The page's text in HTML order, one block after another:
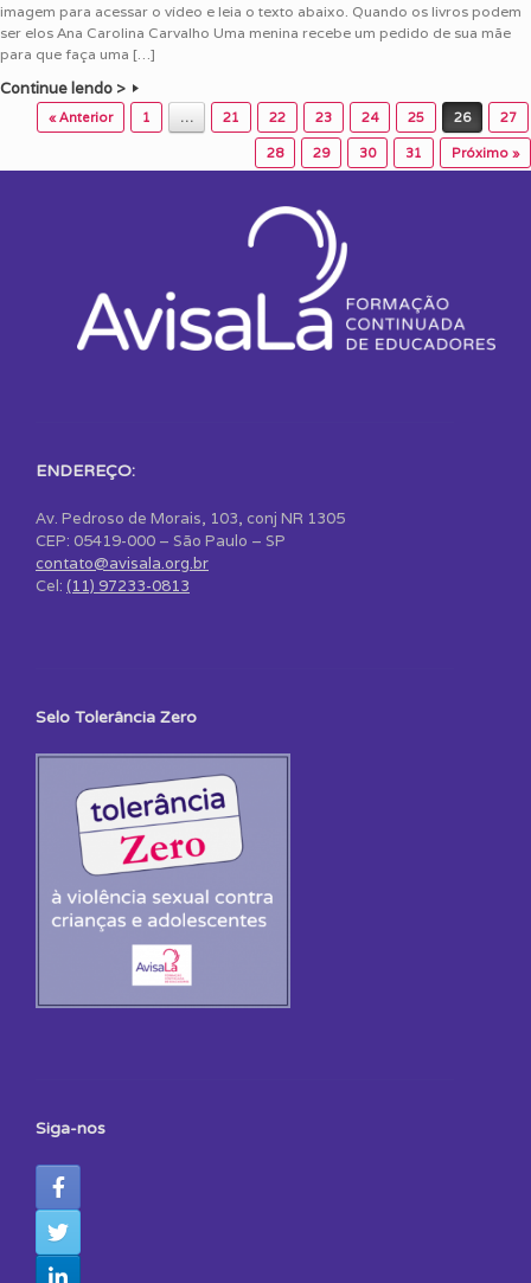
imagem para acessar o vídeo e leia o texto abaixo. Quando os livros podem
ser elos Ana Carolina Carvalho Uma menina recebe um pedido de sua mãe
para que faça uma […]
Continue lendo >
Post navigation
« Anterior 1 … 21 22 23 24 25 26 27
28 29 30 31 Próximo »
ENDEREÇO:
Av. Pedroso de Morais, 103, conj NR 1305
CEP: 05419-000 – São Paulo – SP
contato@avisala.org.br
Cel: (11) 97233-0813
Selo Tolerância Zero
Siga-nos